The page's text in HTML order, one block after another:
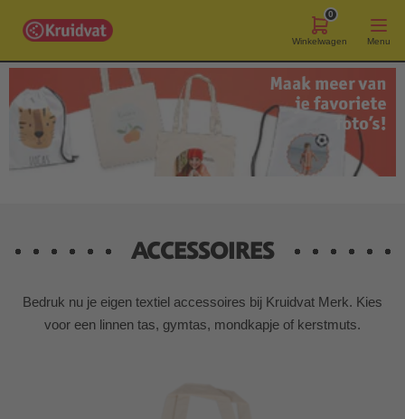
0
Winkelwagen Menu
ACCESSOIRES
Bedruk nu je eigen textiel accessoires bij Kruidvat Merk. Kies
voor een linnen tas, gymtas, mondkapje of kerstmuts.